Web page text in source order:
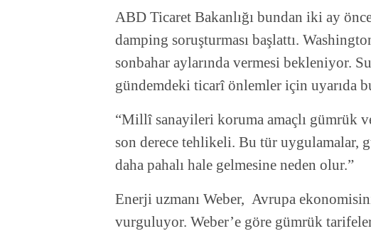
ABD Ticaret Bakanlığı bundan iki ay
damping soruşturması başlattı.
sonbahar aylarında vermesi bekleniyor.
gündemdeki ticarî önlemler için uyarıda
“Millî sanayileri koruma amaçlı gümrük
son derece tehlikeli. Bu tür uygulamalar,
daha pahalı hale gelmesine neden olur.”
Enerji uzmanı Weber, Avrupa
vurguluyor. Weber’e göre gümrük